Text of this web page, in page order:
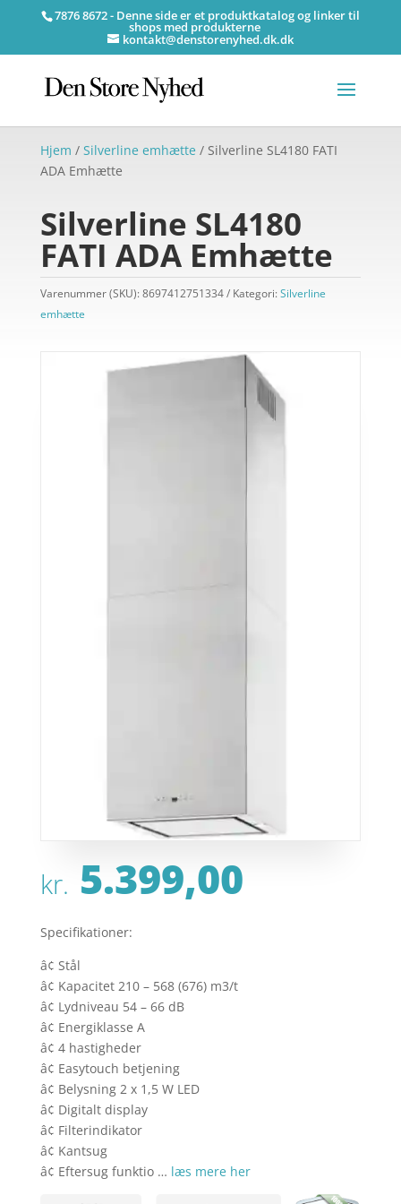
7876 8672 - Denne side er et produktkatalog og linker til
shops med produkterne
kontakt@denstorenyhed.dk.dk
Hjem / Silverline emhætte / Silverline SL4180 FATI
ADA Emhætte
Silverline SL4180
FATI ADA Emhætte
Varenummer (SKU):8697412751334 Kategori:Silverline
emhætte
kr. 5.399,00
Specifikationer:
â¢ Stål
â¢ Kapacitet 210 – 568 (676) m3/t
â¢ Lydniveau 54 – 66 dB
â¢ Energiklasse A
â¢ 4 hastigheder
â¢ Easytouch betjening
â¢ Belysning 2 x 1,5 W LED
â¢ Digitalt display
â¢ Filterindikator
â¢ Kantsug
â¢ Eftersug funktio … læs mere her